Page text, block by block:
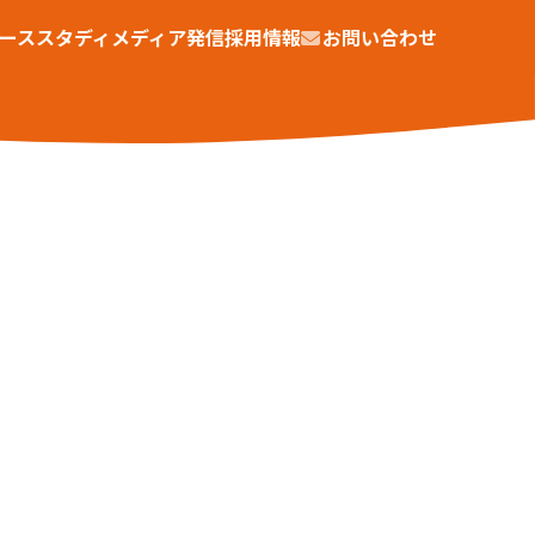
ススタディメディア発信採用情報 お問い合わせ